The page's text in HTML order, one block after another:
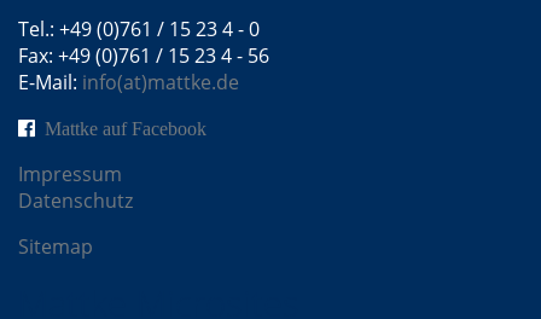
Tel.: +49 (0)761 / 15 23 4 - 0
Fax: +49 (0)761 / 15 23 4 - 56
E-Mail: info(at)mattke.de
Mattke auf Facebook
Impressum
Datenschutz
Sitemap